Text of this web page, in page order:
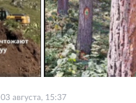
03 августа, 15:37